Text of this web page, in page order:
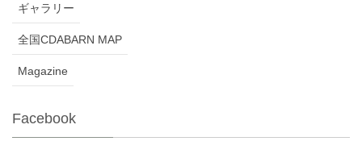
ギャラリー
全国CDABARN MAP
Magazine
Facebook